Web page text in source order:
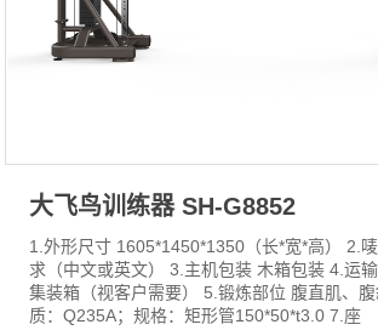
大飞鸟训练器 SH-G8852
1.外形尺寸 1605*1450*1350（长*宽*高） 2.
求（中文或英文） 3.主机包装 木箱包装 4.运
集装箱（视客户需要） 5.锻炼部位 腹直肌、
质：Q235A；规格：矩形管150*50*t3.0 7.座